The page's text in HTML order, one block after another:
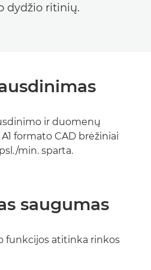
dydžio ritinių.
ir duomenų
formato CAD brėžiniai
min. sparta.
saugumas
funkcijos atitinka rinkos